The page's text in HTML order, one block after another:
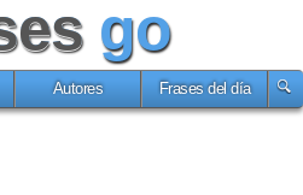
go
Autores Frases del día